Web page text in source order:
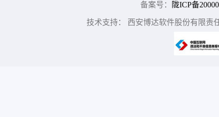
备案号： 陇ICP备
技术支持： 西安博达软件股份有限责